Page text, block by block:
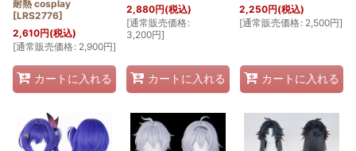
耐熱 cosplay
[LRS2776]
2,610円(税込)
[通常販売価格: 2,900円]
カートに入れる
2,880円(税込)
[通常販売価格:
3,200円]
カートに入れる
2,250円(税込)
[通常販売価格: 2,500円]
カートに入れる